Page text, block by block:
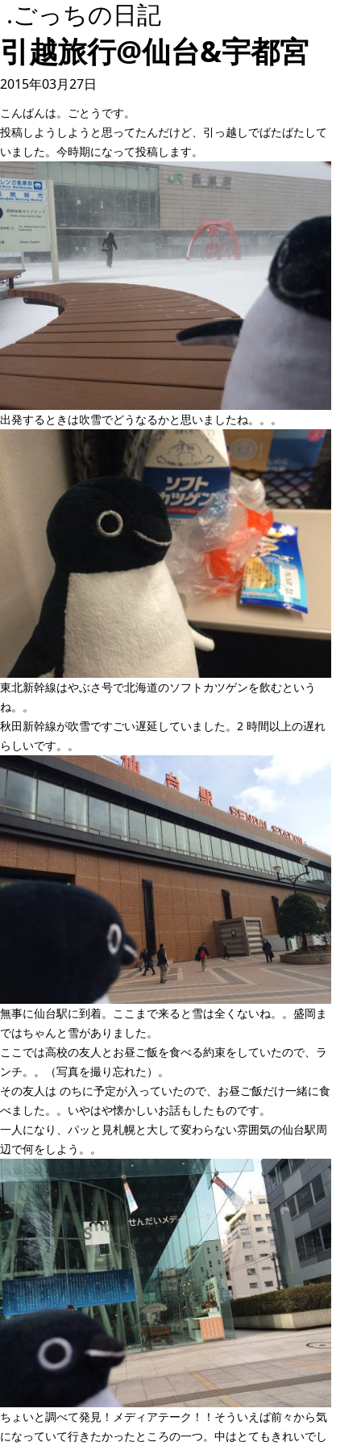
.ごっちの日記
引越旅行@仙台&宇都宮
2015年03月27日
こんばんは。ごとうです。
投稿しようしようと思ってたんだけど、引っ越しでばたばたして
いました。今時期になって投稿します。
出発するときは吹雪でどうなるかと思いましたね。。。
東北新幹線はやぶさ号で北海道のソフトカツゲンを飲むという
ね。。
秋田新幹線が吹雪ですごい遅延していました。2 時間以上の遅れ
らしいです。。
無事に仙台駅に到着。ここまで来ると雪は全くないね。。盛岡ま
ではちゃんと雪がありました。
ここでは高校の友人とお昼ご飯を食べる約束をしていたので、ラ
ンチ。。（写真を撮り忘れた）。
その友人は のちに予定が入っていたので、お昼ご飯だけ一緒に食
べました。。いやはや懐かしいお話もしたものです。
一人になり、パッと見札幌と大して変わらない雰囲気の仙台駅周
辺で何をしよう。。
ちょいと調べて発見！メディアテーク！！そういえば前々から気
になっていて行きたかったところの一つ。中はとてもきれいでし